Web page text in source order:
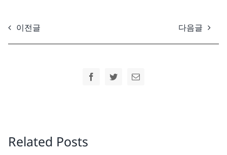
이전글 다음글
FacebookTwitterEmail
Related Posts